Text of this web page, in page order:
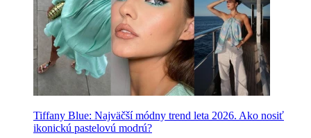
Tiffany Blue: Najväčší módny trend leta 2026. Ako nosiť
ikonickú pastelovú modrú?